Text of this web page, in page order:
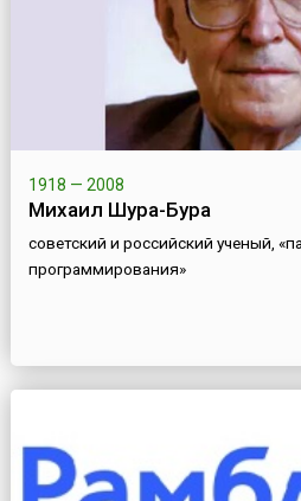
1918 — 2008
Михаил Шура-Бура
советский и российский ученый,
программирования»